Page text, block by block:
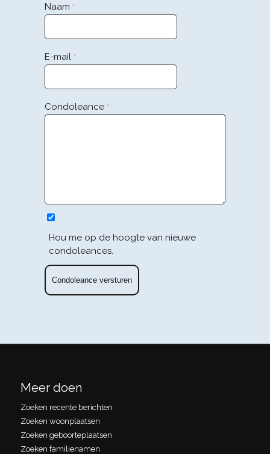
Naam *
E-mail *
Condoleance *
Hou me op de hoogte van nieuwe
condoleances.
Meer doen
Zoeken recente berichten
Zoeken woonplaatsen
Zoeken geboorteplaatsen
Zoeken familienamen